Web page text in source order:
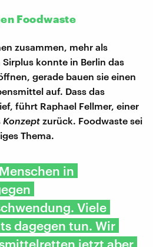
Foodwaste
zusammen, mehr als
konnte in Berlin das
gerade bauen sie einen
auf. Dass das
führt Raphael Fellmer, einer
Konzept zurück. Foodwaste sei
Thema.
in
Viele
dagegen tun. Wir
jetzt aber